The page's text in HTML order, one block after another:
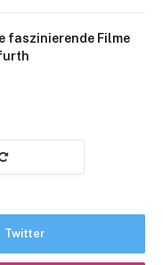
faszinierende Filme
Twitter